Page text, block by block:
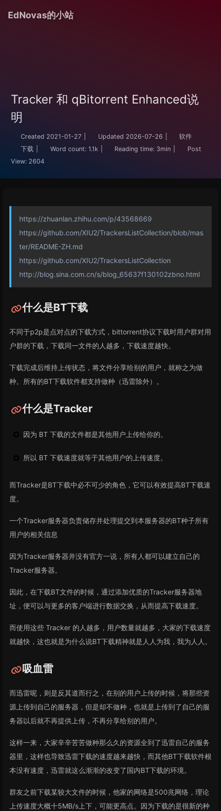
EdNovas的小站
Tracker 和 qBitorrent Enhanced说
明
Created 2021-01-27 Updated 2026-07-26
软件
下载
Word count: 1.1k Reading time: 3min
Post
View: 2604
https://zhuanlan.zhihu.com/p/43568669
https://github.com/XIU2/TrackersListCollection/blob/mas
ter/README-ZH.md
https://github.com/XIU2/TrackersListCollection
http://blog.sina.com.cn/s/blog_65637f130102zbno.html
什么是BT下载
不同于p2p是点对点的下载方式，bittorrent协议下载时用户群对用
户群的下载，下载同一文件的人越多，下载速度越快。
下载完成后维持上传状态，将文件分享给别的用户，就称之为做
种。所有的BT下载软件都支持做种（迅雷除外）。
什么是Tracker
因为 BT 下载的文件都是其他用户上传给你的。
所以 BT 下载速度就等于其他用户的上传速度。
而Tracker是BT下载中必不可少的角色，它可以有效提高BT下载速
度。
一个Tracker服务器负责储存并处理提交到本服务器的BT种子所有
用户的相关信息
因为Tracker服务器并没有官方一说，所有人都可以建立自己的
Tracker服务器。
因此，在下载BT文件的时候，通过添加优质的Tracker服务器地
址，便可以与更多的客户端进行数据交换，从而提高下载速度。
而使用这些 Tracker 的人越多，用户数量就越多，大家的下载速度
就越快，这也就是为什么说BT下载精神就是人人为我，我为人人。
吸血雷
而迅雷呢，则是反其道而行之，在别的用户上传的时候，将那些资
源上传到自己的服务器，但是却不做种，也就是上传到了自己的服
务器以后就不再提供上传，不再分享给别的用户。
这样一来，大家辛辛苦苦做种那么久的资源全到了迅雷自己的服务
器里，这样也导致迅雷下载的速度越来越快，而其他BT下载软件根
本没有速度，迅雷就这么渐渐的改变了国内BT下载的环境。
群友之前下载某较大文件的时候，他家的网络是500兆网络，理论
上传速度大概十5MB/s上下，可能更高点。因为下载的是很新的种